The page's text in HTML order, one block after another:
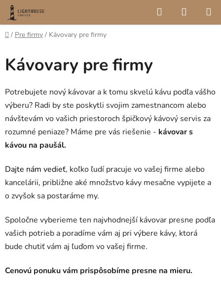
Prejsť
obsah
Hľadať
KOŠÍK
Domov
/ Pre firmy / Kávovary pre firmy
Kávovary pre firmy
Potrebujete nový kávovar a k tomu skvelú kávu podľa vášho
výberu? Radi by ste poskytli svojim zamestnancom alebo
návštevám vo vašich priestoroch špičkový kávový servis za
rozumné peniaze? Máme pre vás riešenie - kávovar s
kávou na paušál.
Dajte nám vedieť, koľko ľudí pracuje vo vašej firme alebo
kancelárii, približne aké množstvo kávy mesačne vypijete a
o zvyšok sa postaráme my.
Spoločne vyberieme ten najvhodnejší kávovar presne podľa
vašich potrieb a poradíme vám aj pri výbere kávy, ktorá
bude chutiť vám aj ľuďom vo vašej firme.
Cenovú ponuku vám prispôsobíme presne na mieru.